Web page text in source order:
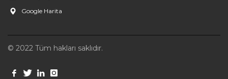
Google Harita
© 2022 Tüm hakları saklıdır.